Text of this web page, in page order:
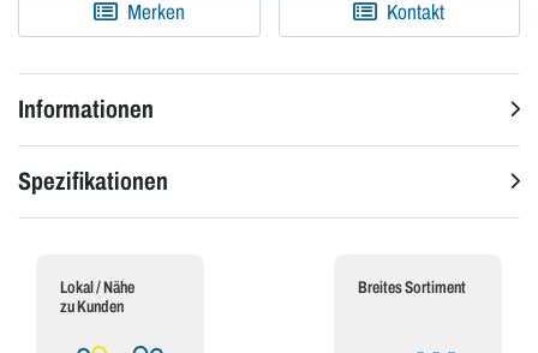
Merken Kontakt
Informationen
Spezifikationen
Lokal / Nähe
zu Kunden
Breites Sortiment